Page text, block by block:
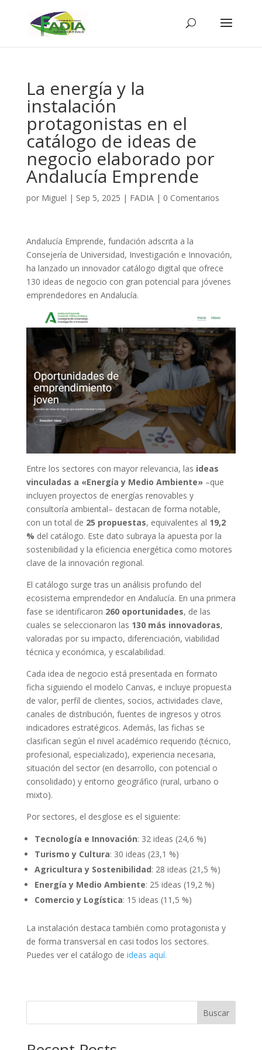
La energía y la
instalación
protagonistas en el
catálogo de ideas de
negocio elaborado por
Andalucía Emprende
por Miguel | Sep 5, 2025 | FADIA| 0 Comentarios
Andalucía Emprende, fundación adscrita a la
Consejería de Universidad, Investigación e Innovación,
ha lanzado un innovador catálogo digital que ofrece
130 ideas de negocio con gran potencial para jóvenes
emprendedores en Andalucía.
Entre los sectores con mayor relevancia, las ideas
vinculadas a «Energía y Medio Ambiente»–que
incluyen proyectos de energías renovables y
consultoría ambiental– destacan de forma notable,
con un total de 25 propuestas, equivalentes al 19,2
% del catálogo. Este dato subraya la apuesta por la
sostenibilidad y la eficiencia energética como motores
clave de la innovación regional.
El catálogo surge tras un análisis profundo del
ecosistema emprendedor en Andalucía. En una primera
fase se identificaron 260 oportunidades, de las
cuales se seleccionaron las 130 más innovadoras,
valoradas por su impacto, diferenciación, viabilidad
técnica y económica, y escalabilidad.
Cada idea de negocio está presentada en formato
ficha siguiendo el modelo Canvas, e incluye propuesta
de valor, perfil de clientes, socios, actividades clave,
canales de distribución, fuentes de ingresos y otros
indicadores estratégicos. Además, las fichas se
clasifican según el nivel académico requerido (técnico,
profesional, especializado), experiencia necesaria,
situación del sector (en desarrollo, con potencial o
consolidado) y entorno geográfico (rural, urbano o
mixto).
Por sectores, el desglose es el siguiente:
Tecnología e Innovación: 32 ideas (24,6 %)
Turismo y Cultura: 30 ideas (23,1 %)
Agricultura y Sostenibilidad: 28 ideas (21,5 %)
Energía y Medio Ambiente: 25 ideas (19,2 %)
Comercio y Logística: 15 ideas (11,5 %)
La instalación destaca también como protagonista y
de forma transversal en casi todos los sectores.
Puedes ver el catálogo de ideas aquí.
Buscar